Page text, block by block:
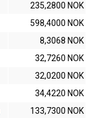
235,2800 NOK
598,4000 NOK
8,3068 NOK
32,7260 NOK
32,0200 NOK
34,4220 NOK
133,7300 NOK